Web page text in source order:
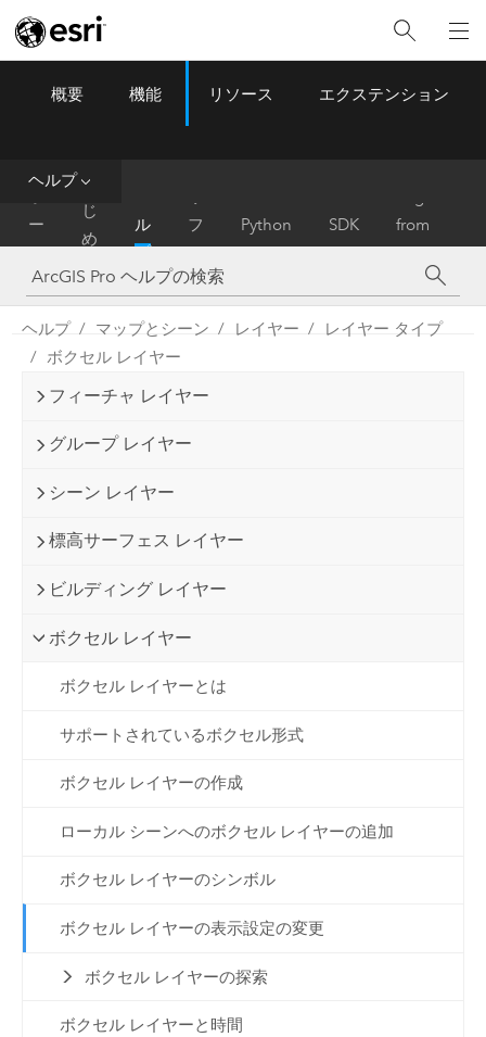
ArcGIS Pro Menu
概要 機能 リソース エクステンション
ヘルプ
ー
ム
は
じ
め
に
ル
プ
フ
ァ
レ
ン
ス
Python SDK
from
ArcMap
ヘルプ マップとシーン レイヤー
レイヤー タイプ
ボクセル レイヤー
フィーチャ レイヤー
グループ レイヤー
シーン レイヤー
標高サーフェス レイヤー
ビルディング レイヤー
ボクセル レイヤー
ボクセル レイヤーとは
サポートされているボクセル形式
ボクセル レイヤーの作成
ローカル シーンへのボクセル レイヤーの追加
ボクセル レイヤーのシンボル
ボクセル レイヤーの表示設定の変更
ボクセル レイヤーの探索
ボクセル レイヤーと時間